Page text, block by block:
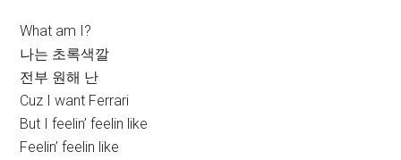
What am I?
나는 초록색깔
전부 원해 난
Cuz I want Ferrari
But I feelin’ feelin like
Feelin’ feelin like